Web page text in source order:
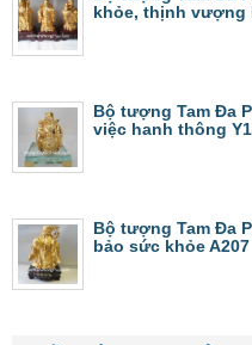
khỏe, thịnh vượng
Bộ tượng Tam Đa
việc hanh thông
Bộ tượng Tam Đa
bảo sức khỏe A207